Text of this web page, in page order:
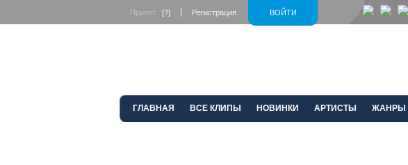
ВОЙТИ
Привет [?] Регистрация
ГЛАВНАЯ ВСЕ КЛИПЫ НОВИНКИ АРТИСТЫ ЖАНРЫ